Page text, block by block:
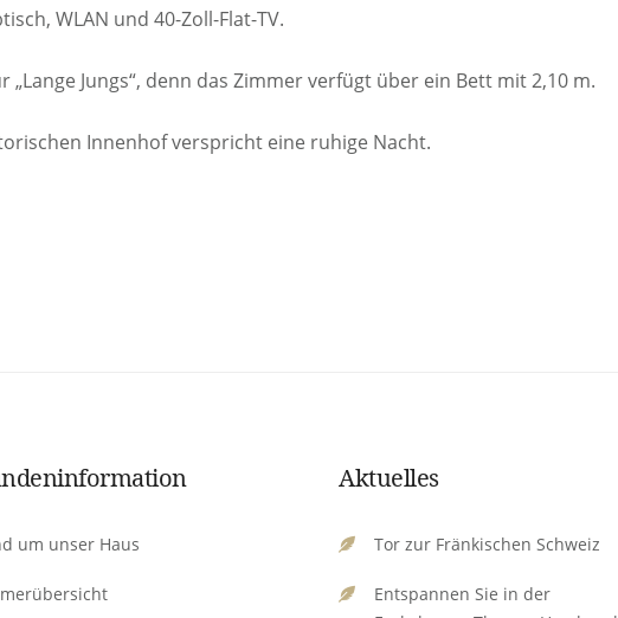
WLAN und 40-Zoll-Flat-TV.
„Lange Jungs“, denn das Zimmer verfügt über ein Bett mit 2,10 m.
Innenhof verspricht eine ruhige Nacht.
um unser Haus
Aktuelles
Tor zur Fränkischen Schweiz
Entspannen Sie in der